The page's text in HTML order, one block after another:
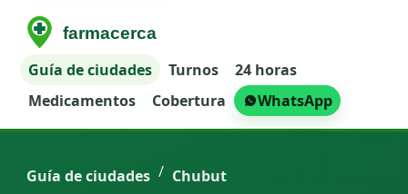
Guía de ciudades Turnos
24 horas
Medicamentos
Cobertura WhatsApp
Guía de ciudades / Chubut